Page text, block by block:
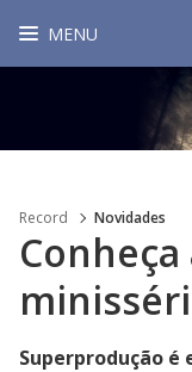
MENU
Record Novidades
Superprodução